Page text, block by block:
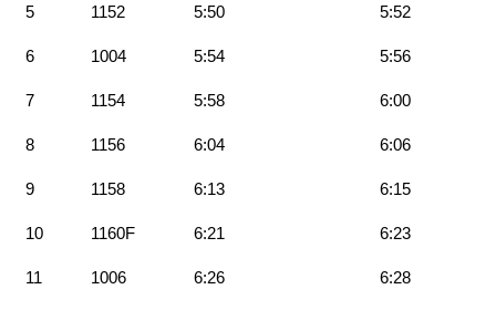
5 1152 5:50 5:52
6 1004 5:54 5:56
7 1154 5:58 6:00
8 1156 6:04 6:06
9 1158 6:13 6:15
10 1160F 6:21 6:23
11 1006 6:26 6:28